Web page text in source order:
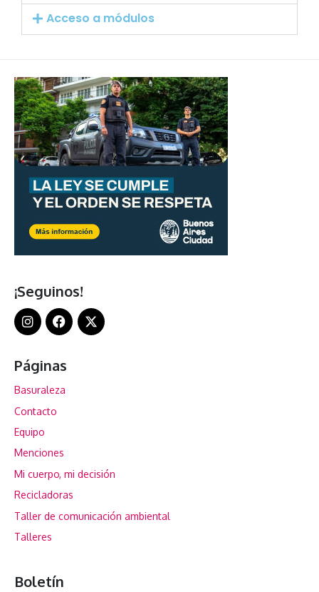
Acceso a módulos
¡Seguinos!
Páginas
Basuraleza
Contacto
Equipo
Menciones
Mi cuerpo, mi decisión
Recicladoras
Taller de comunicación ambiental
Talleres
Boletín